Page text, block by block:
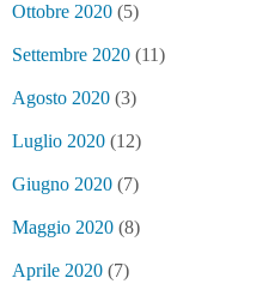
Ottobre 2020 (5)
Settembre 2020 (11)
Agosto 2020 (3)
Luglio 2020 (12)
Giugno 2020 (7)
Maggio 2020 (8)
Aprile 2020 (7)